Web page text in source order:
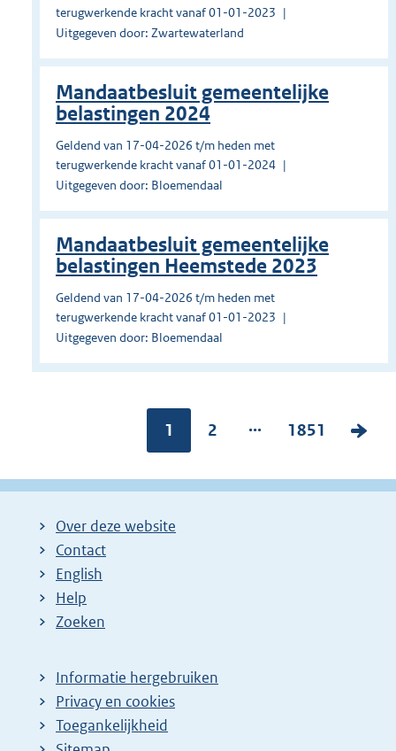
terugwerkende kracht vanaf 01-01-2023
Uitgegeven door: Zwartewaterland
Mandaatbesluit gemeentelijke
belastingen 2024
Geldend van 17-04-2026 t/m heden met
terugwerkende kracht vanaf 01-01-2024
Uitgegeven door: Bloemendaal
Mandaatbesluit gemeentelijke
belastingen Heemstede 2023
Geldend van 17-04-2026 t/m heden met
terugwerkende kracht vanaf 01-01-2023
Uitgegeven door: Bloemendaal
Pagina:
1
P
g
2 ...
P
g
1851
V
l
Over deze website
Contact
English
Help
Zoeken
Informatie hergebruiken
Privacy en cookies
Toegankelijkheid